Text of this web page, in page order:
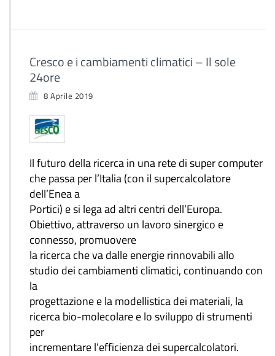
Cresco e i cambiamenti climatici – Il sole
24ore
8 Aprile 2019
Il futuro della ricerca in una rete di super computer
che passa per l’Italia (con il supercalcolatore
dell’Enea a
Portici) e si lega ad altri centri dell’Europa.
Obiettivo, attraverso un lavoro sinergico e
connesso, promuovere
la ricerca che va dalle energie rinnovabili allo
studio dei cambiamenti climatici, continuando con
la
progettazione e la modellistica dei materiali, la
ricerca bio-molecolare e lo sviluppo di strumenti
per
incrementare l’efficienza dei supercalcolatori.